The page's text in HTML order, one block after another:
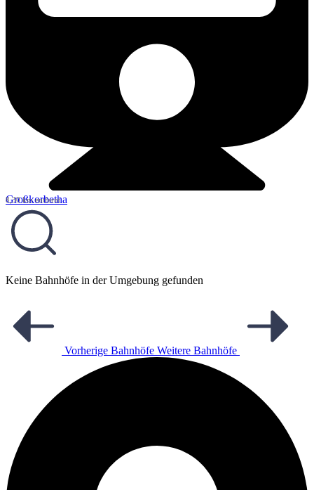
Großkorbetha
8,30 km entfernt
Keine Bahnhöfe in der Umgebung gefunden
Vorherige Bahnhöfe Weitere Bahnhöfe